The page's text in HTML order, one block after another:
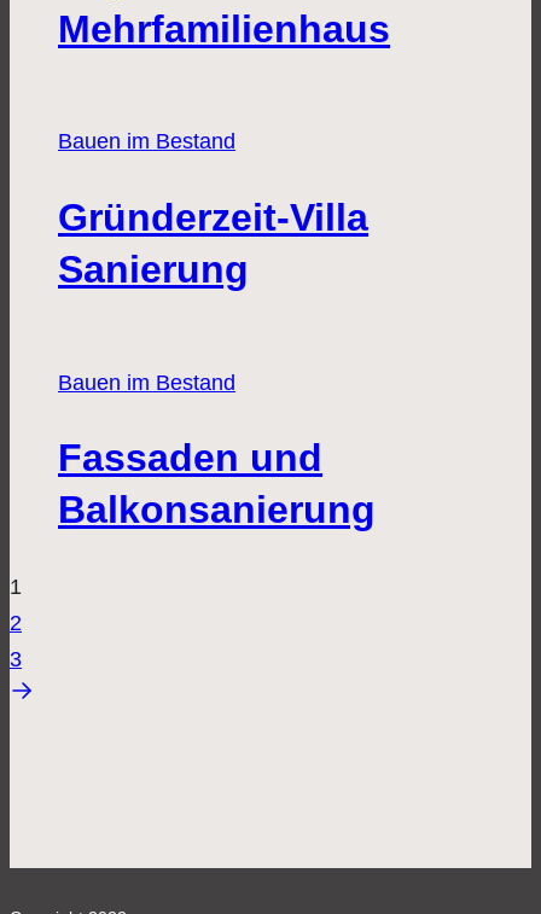
Mehrfamilienhaus
Bauen im Bestand
Gründerzeit-Villa
Sanierung
Bauen im Bestand
Fassaden und
Balkonsanierung
1
2
3